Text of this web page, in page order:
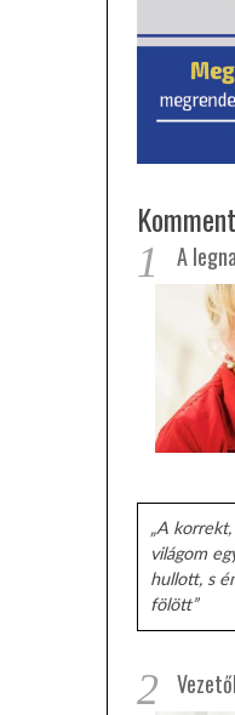
1 A
„A
világom
hullott, s
fölött”
2